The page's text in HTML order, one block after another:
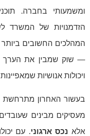
ומשמעותי בחברה.
הזדמנויות של המשרד
המהלכים החשובים ביותר
— שוק שמבין את הערך
ויכולות אנושיות
בעשור האחרון מתרחשת
מעסיקים מבינים שעובדים
אלא נכס ארגוני. עם